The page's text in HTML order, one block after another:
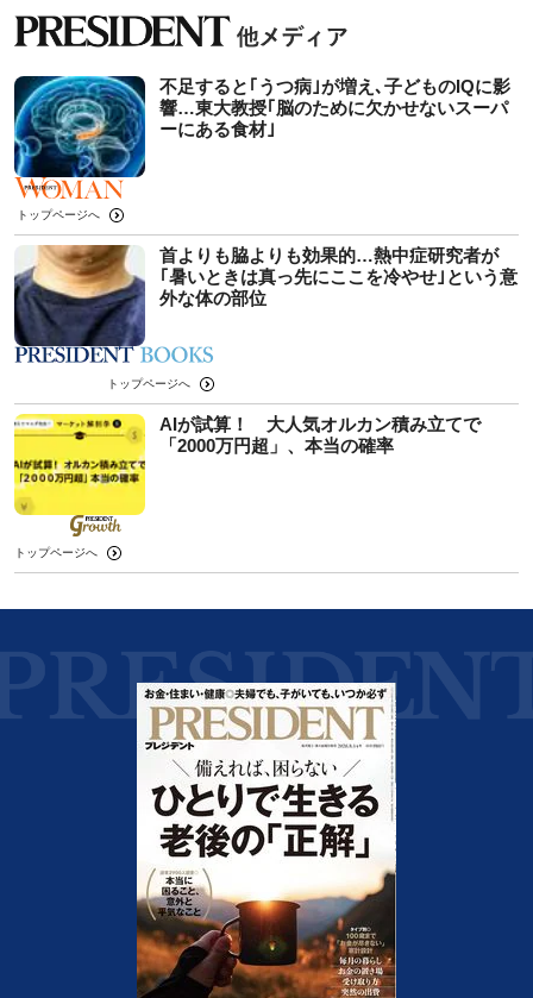
不足すると｢うつ病｣が増え､子どものIQに影
響…東大教授｢脳のために欠かせないスーパ
ーにある食材｣
トップページへ
首よりも脇よりも効果的…熱中症研究者が
｢暑いときは真っ先にここを冷やせ｣という意
外な体の部位
トップページへ
AIが試算！ 大人気オルカン積み立てで
「2000万円超」、本当の確率
トップページへ